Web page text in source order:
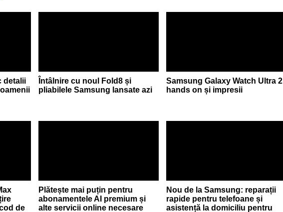
detalii
Întâlnire cu noul Fold8 și
pliabilele Samsung lansate azi
Samsung Galaxy Watch Ultra 2
hands on și impresii
de
Plătește mai puțin pentru
abonamentele AI premium și
alte servicii online necesare
Nou de la Samsung: reparații
rapide pentru telefoane și
asistență la domiciliu pentru